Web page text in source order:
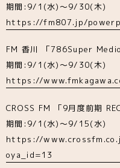
期間:9/1(水)～9/30(木)
https://fm807.jp/
FM 香川 「786Super Medio
期間:9/1(水)～9/30(木)
https://
CROSS FM 「9月度前期
期間:9/1(水)～9/15(水)
https://
oya_id=13